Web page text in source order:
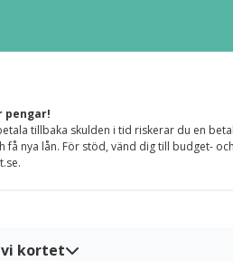
pengar!
tillbaka skulden i tid riskerar du en
få nya lån. För stöd, vänd dig till budget-
kortet